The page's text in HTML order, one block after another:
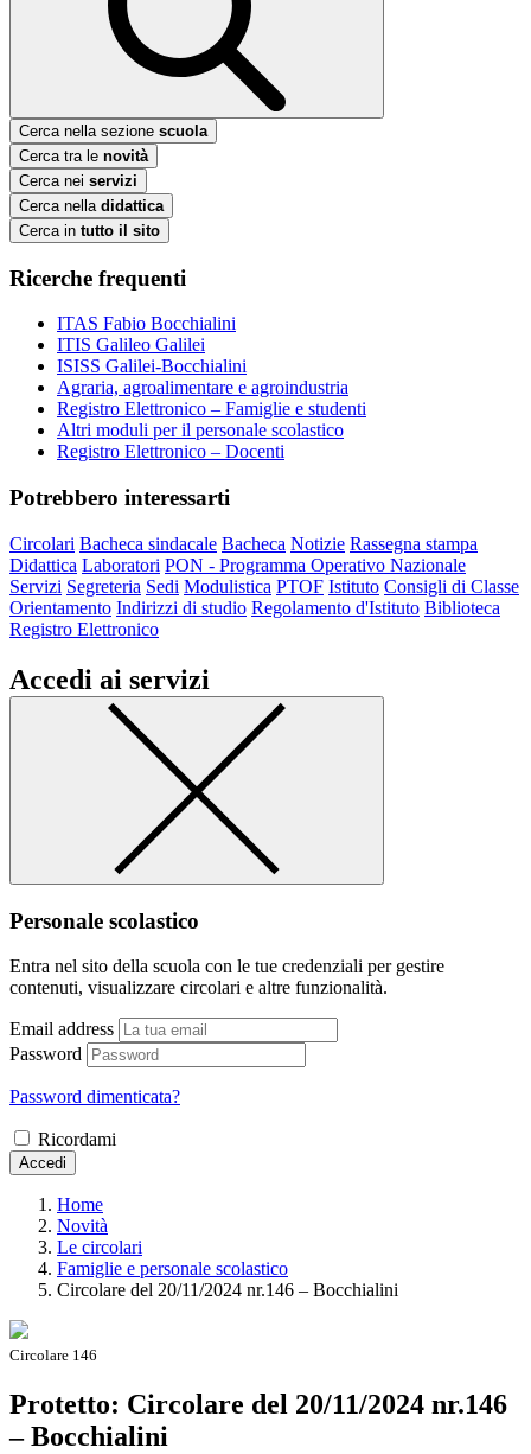
Cerca nella sezione scuola
Cerca tra le novità
Cerca nei servizi
Cerca nella didattica
Cerca in tutto il sito
Ricerche frequenti
ITAS Fabio Bocchialini
ITIS Galileo Galilei
ISISS Galilei-Bocchialini
Agraria, agroalimentare e agroindustria
Registro Elettronico – Famiglie e studenti
Altri moduli per il personale scolastico
Registro Elettronico – Docenti
Potrebbero interessarti
Circolari Bacheca sindacale Bacheca Notizie Rassegna stampa
Didattica Laboratori PON - Programma Operativo Nazionale
Servizi Segreteria Sedi Modulistica PTOF Istituto Consigli di Classe
Orientamento Indirizzi di studio Regolamento d'Istituto Biblioteca
Registro Elettronico
Accedi ai servizi
Personale scolastico
Entra nel sito della scuola con le tue credenziali per gestire
contenuti, visualizzare circolari e altre funzionalità.
Email address
Password
Password dimenticata?
Ricordami
Accedi
Home
Novità
Le circolari
Famiglie e personale scolastico
Circolare del 20/11/2024 nr.146 – Bocchialini
Circolare 146
Protetto: Circolare del 20/11/2024 nr.146
– Bocchialini